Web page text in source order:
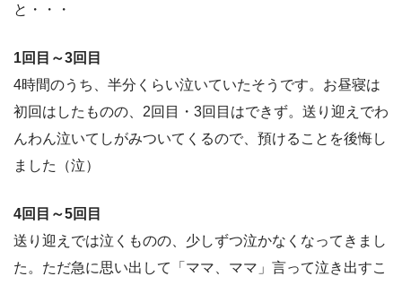
と・・・
1回目～3回目
4時間のうち、半分くらい泣いていたそうです。お昼寝は
初回はしたものの、2回目・3回目はできず。送り迎えでわ
んわん泣いてしがみついてくるので、預けることを後悔し
ました（泣）
4回目～5回目
送り迎えでは泣くものの、少しずつ泣かなくなってきまし
た。ただ急に思い出して「ママ、ママ」言って泣き出すこ